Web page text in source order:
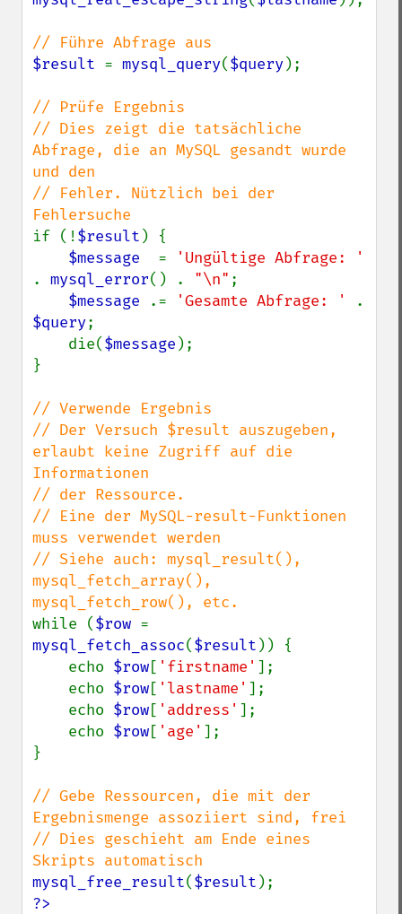
$result = mysql_query($query);
// Prüfe Ergebnis
// Dies zeigt die tatsächliche
Abfrage, die an MySQL gesandt wurde
und den
// Fehler. Nützlich bei der
if (!$result ) {
$message =
. mysql_error() . "\n" ;
$message
.= 'Gesamte Abfrage: '
$query;
    die(
$message );
}
// Verwende Ergebnis
// Der Versuch $result auszugeben,
erlaubt keine Zugriff auf die
Informationen
// der Ressource.
// Eine der MySQL-result-Funktionen
muss verwendet werden
// Siehe auch: mysql_result(),
mysql_fetch_array(),
while ($row
mysql_fetch_assoc($result )) {
    echo
$row[ 'firstname' ];
    echo
$row[ 'lastname' ];
    echo
$row[ 'address' ];
    echo
$row[ 'age' ];
}
// Gebe Ressourcen, die mit der
Ergebnismenge assoziiert sind, frei
// Dies geschieht am Ende eines
mysql_free_result($result
?>